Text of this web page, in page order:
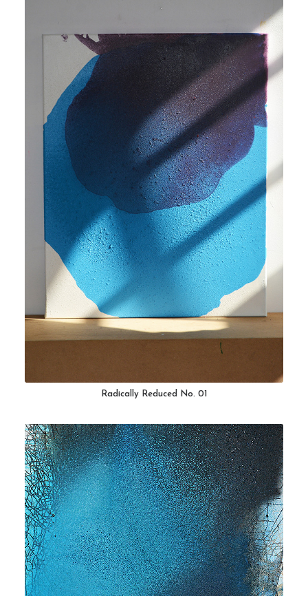
Radically Reduced No. 01